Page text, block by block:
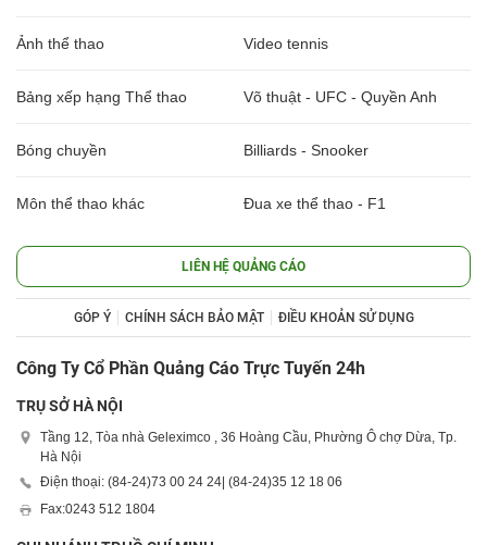
Ảnh thể thao Video tennis
Bảng xếp hạng Thể thao Võ thuật - UFC - Quyền Anh
Bóng chuyền Billiards - Snooker
Môn thể thao khác Đua xe thể thao - F1
LIÊN HỆ QUẢNG CÁO
GÓP Ý CHÍNH SÁCH BẢO MẬT ĐIỀU KHOẢN SỬ DỤNG
Công Ty Cổ Phần Quảng Cáo Trực Tuyến 24h
TRỤ SỞ HÀ NỘI
Tầng 12, Tòa nhà Geleximco , 36 Hoàng Cầu, Phường Ô chợ Dừa, Tp.
Hà Nội
Điện thoại: (84-24)73 00 24 24| (84-24)35 12 18 06
Fax:0243 512 1804